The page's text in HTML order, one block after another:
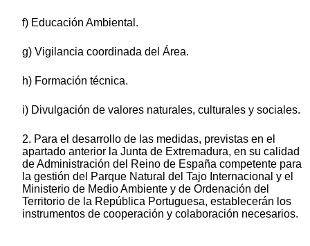
f) Educación Ambiental.
g) Vigilancia coordinada del Área.
h) Formación técnica.
i) Divulgación de valores naturales, culturales y sociales.
2. Para el desarrollo de las medidas, previstas en el
apartado anterior la Junta de Extremadura, en su calidad
de Administración del Reino de España competente para
la gestión del Parque Natural del Tajo Internacional y el
Ministerio de Medio Ambiente y de Ordenación del
Territorio de la República Portuguesa, establecerán los
instrumentos de cooperación y colaboración necesarios.